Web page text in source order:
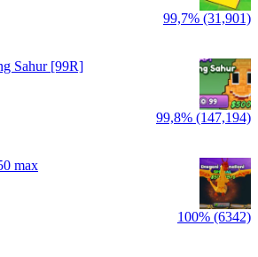
99,7% (31,901)
Sahur [99R]
99,8% (147,194)
max
100% (6342)